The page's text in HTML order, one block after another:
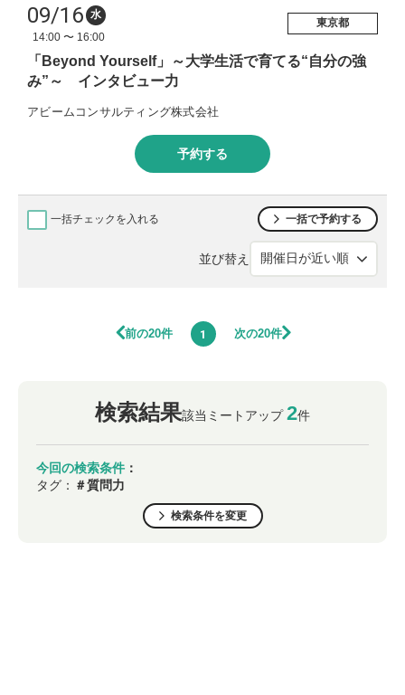
09/16 水
14:00 〜 16:00
東京都
「Beyond Yourself」～大学生活で育てる“自分の強
み”～ インタビュー力
アビームコンサルティング株式会社
予約する
一括チェックを入れる 一括で予約する
並び替え
前の20件 1 次の20件
検索結果該当ミートアップ2件
今回の検索条件 ：
タグ： ＃質問力
検索条件を変更